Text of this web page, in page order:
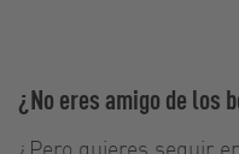
¿No eres amigo de los
¿Pero quieres seguir